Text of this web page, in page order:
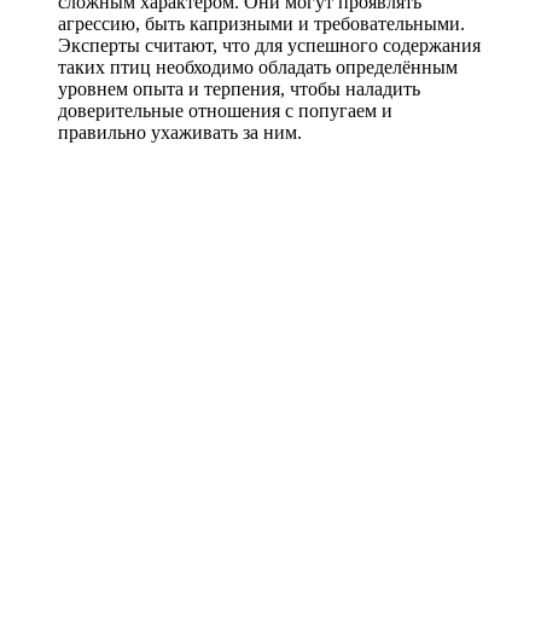
агрессию, быть капризными и требовательными.
Эксперты считают, что для успешного содержания
таких птиц необходимо обладать определённым
уровнем опыта и терпения, чтобы наладить
доверительные отношения с попугаем и
правильно ухаживать за ним.